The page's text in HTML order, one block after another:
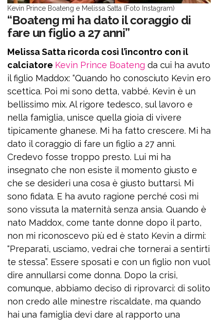
Kevin Prince Boateng e Melissa Satta (Foto Instagram)
“Boateng mi ha dato il coraggio di
fare un figlio a 27 anni”
Melissa Satta ricorda così l’incontro con il
calciatore Kevin Prince Boateng da cui ha avuto
il figlio Maddox: “Quando ho conosciuto Kevin ero
scettica. Poi mi sono detta, vabbé. Kevin è un
bellissimo mix. Al rigore tedesco, sul lavoro e
nella famiglia, unisce quella gioia di vivere
tipicamente ghanese. Mi ha fatto crescere. Mi ha
dato il coraggio di fare un figlio a 27 anni.
Credevo fosse troppo presto. Lui mi ha
insegnato che non esiste il momento giusto e
che se desideri una cosa è giusto buttarsi. Mi
sono fidata. E ha avuto ragione perché così mi
sono vissuta la maternità senza ansia. Quando è
nato Maddox, come tante donne dopo il parto,
non mi riconoscevo più ed è stato Kevin a dirmi:
“Preparati, usciamo, vedrai che tornerai a sentirti
te stessa”. Essere sposati e con un figlio non vuol
dire annullarsi come donna. Dopo la crisi,
comunque, abbiamo deciso di riprovarci: di solito
non credo alle minestre riscaldate, ma quando
hai una famiglia devi dare al rapporto una